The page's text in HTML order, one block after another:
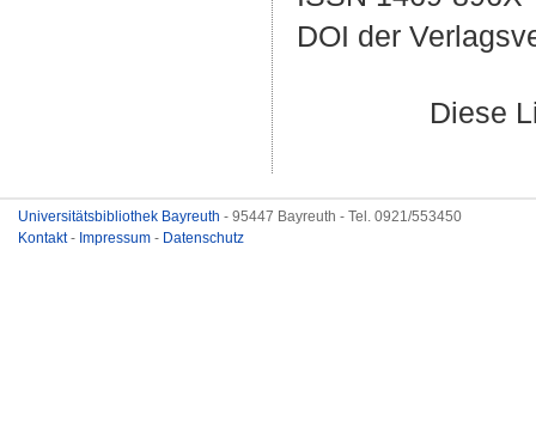
DOI der
Diese
Universitätsbibliothek Bayreuth - 95447 Bayreuth - Tel. 0921/553450
Kontakt- Impressum - Datenschutz